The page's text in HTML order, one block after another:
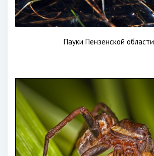
Пауки Пензенской области